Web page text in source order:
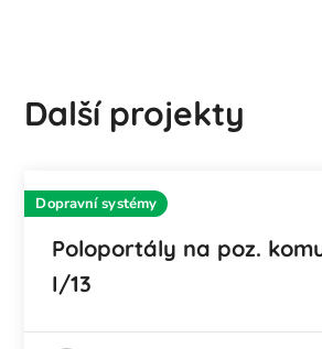
Další projekty
Dopravní systémy
Poloportály na poz.
I/13